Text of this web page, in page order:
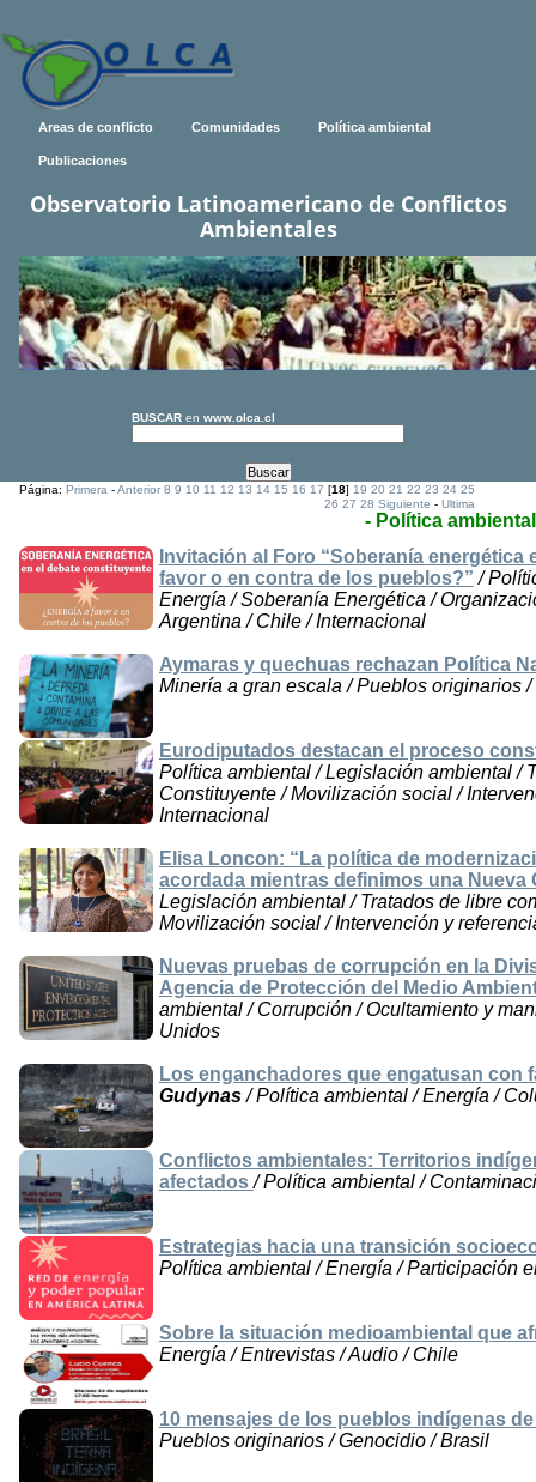
Areas de conflicto Comunidades Política ambiental
Publicaciones
Observatorio Latinoamericano de Conflictos
Ambientales
BUSCAR en www.olca.cl
Página:Primera -Anterior 8 9 10 11 12 13 14 15 16 17 [18]19 20 21 22 23 24 25
26 27 28 Siguiente -Ultima
- Política ambiental
Invitación al Foro “Soberanía
favor o en contra de los pueblos?” /
Energía / Soberanía Energética /
Argentina / Chile / Internacional
Aymaras y quechuas rechazan Política
Minería a gran escala / Pueblos originarios
Eurodiputados destacan el proceso
Política ambiental / Legislación ambiental /
Constituyente / Movilización social /
Internacional
Elisa Loncon: “La política de
acordada mientras definimos una Nueva
Legislación ambiental / Tratados de libre
Movilización social / Intervención y
Nuevas pruebas de corrupción en la
Agencia de Protección del Medio
ambiental / Corrupción / Ocultamiento y
Unidos
Los enganchadores que engatusan con
Gudynas/ Política ambiental / Energía /
Conflictos ambientales: Territorios
afectados/ Política ambiental /
Estrategias hacia una transición
Política ambiental / Energía / Participación
Sobre la situación medioambiental que
Energía / Entrevistas / Audio / Chile
10 mensajes de los pueblos indígenas
Pueblos originarios / Genocidio / Brasil